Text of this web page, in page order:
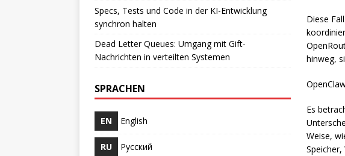
Diese
hinweg,
Es
Weise,
Specs, Tests und Code in der KI-Entwicklung
synchron halten
Dead Letter Queues: Umgang mit Gift-
Nachrichten in verteilten Systemen
SPRACHEN
EN English
RU Русский